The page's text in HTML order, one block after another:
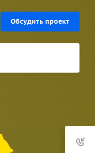
Обсудить проект